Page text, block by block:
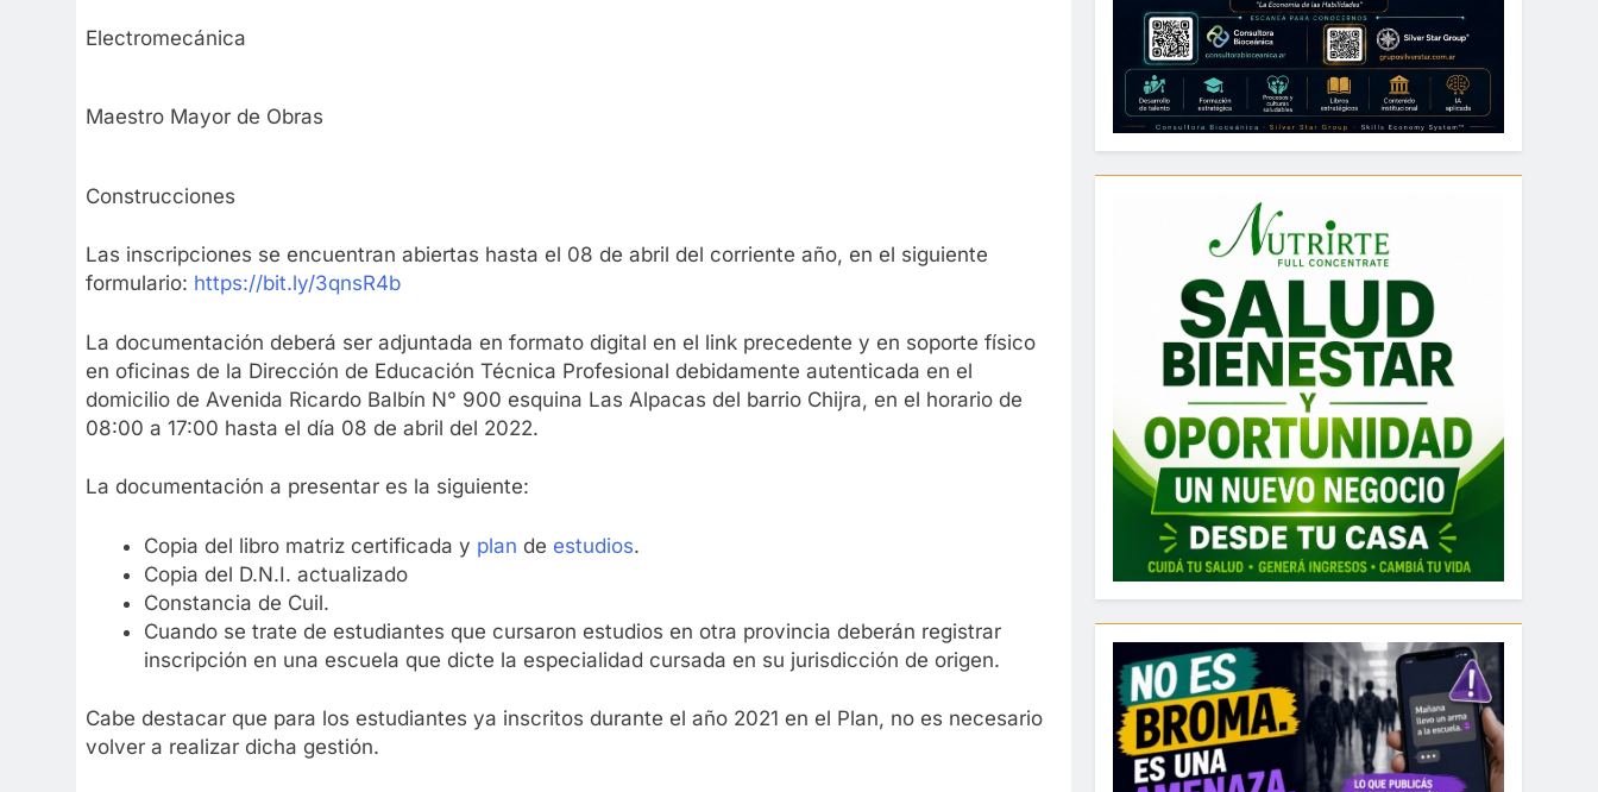
Electromecánica
Maestro Mayor de Obras
Construcciones
Las inscripciones se encuentran abiertas hasta el 08 de abril del corriente año, en el siguiente
formulario: https://bit.ly/3qnsR4b
La documentación deberá ser adjuntada en formato digital en el link precedente y en soporte físico
en oficinas de la Dirección de Educación Técnica Profesional debidamente autenticada en el
domicilio de Avenida Ricardo Balbín N° 900 esquina Las Alpacas del barrio Chijra, en el horario de
08:00 a 17:00 hasta el día 08 de abril del 2022.
La documentación a presentar es la siguiente:
Copia del libro matriz certificada y plan de estudios.
Copia del D.N.I. actualizado
Constancia de Cuil.
Cuando se trate de estudiantes que cursaron estudios en otra provincia deberán registrar
inscripción en una escuela que dicte la especialidad cursada en su jurisdicción de origen.
Cabe destacar que para los estudiantes ya inscritos durante el año 2021 en el Plan, no es necesario
volver a realizar dicha gestión.